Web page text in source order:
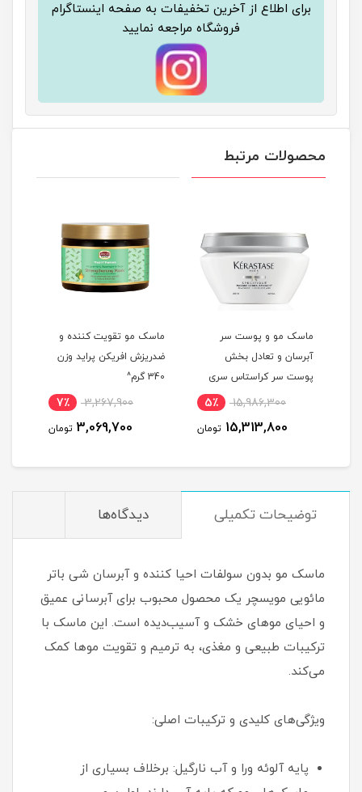
برای اطلاع از آخرین تخفیفات به صفحه اینستاگرام
فروشگاه مراجعه نمایید
محصولات مرتبط
ماسک مو و پوست سر
آبرسان و تعادل بخش
پوست سر کراستاس سری
اسپسفیک حجم 200 میلی 15,986,300 5٪
15,313,800 تومان
ماسک مو تقویت کننده و
ضدریزش افریکن پراید وزن
340 گرم^
3,267,900 7٪
3,069,700 تومان
توضیحات تکمیلی دیدگاه‌ها
ماسک مو بدون سولفات احیا کننده و آبرسان شی باتر
مائویی مویسچر یک محصول محبوب برای آبرسانی عمیق
و احیای موهای خشک و آسیب‌دیده است. این ماسک با
ترکیبات طبیعی و مغذی، به ترمیم و تقویت موها کمک
می‌کند.
ویژگی‌های کلیدی و ترکیبات اصلی:
پایه آلوئه ورا و آب نارگیل: برخلاف بسیاری از